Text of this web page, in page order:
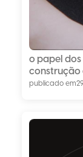
o papel
construção
publicado em